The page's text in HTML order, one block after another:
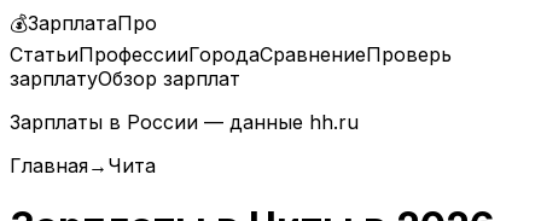
💰ЗарплатаПро
СтатьиПрофессииГородаСравнениеПроверь
зарплатуОбзор зарплат
Зарплаты в России — данные hh.ru
Главная→ Чита